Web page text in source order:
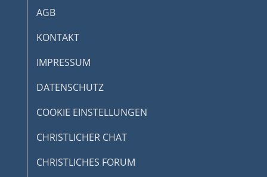
AGB
KONTAKT
IMPRESSUM
DATENSCHUTZ
COOKIE EINSTELLUNGEN
CHRISTLICHER CHAT
CHRISTLICHES FORUM